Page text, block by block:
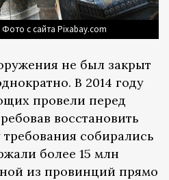
с сайта Pixabay.com
не был закрыт
В 2014 году
провели перед
восстановить
собирались
более 15 млн
из провинций прямо